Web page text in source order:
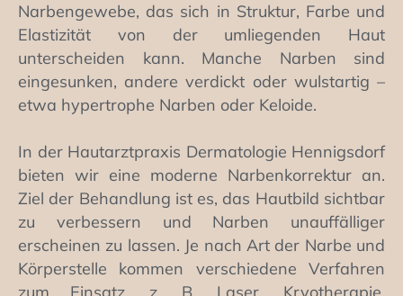
Narbengewebe, das sich in Struktur, Farbe und
Elastizität von der umliegenden Haut
unterscheiden kann. Manche Narben sind
eingesunken, andere verdickt oder wulstartig –
etwa hypertrophe Narben oder Keloide.
In der Hautarztpraxis Dermatologie Hennigsdorf
bieten wir eine moderne Narbenkorrektur an.
Ziel der Behandlung ist es, das Hautbild sichtbar
zu verbessern und Narben unauffälliger
erscheinen zu lassen. Je nach Art der Narbe und
Körperstelle kommen verschiedene Verfahren